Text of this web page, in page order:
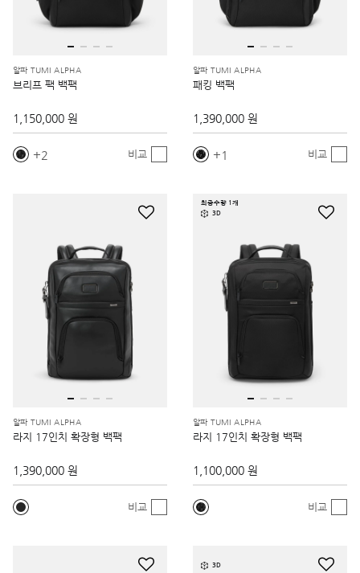
알파 TUMI ALPHA
브리프 팩 백팩
1,150,000 원
2 비교
알파 TUMI ALPHA
패킹 백팩
1,390,000 원
1 비교
알파 TUMI ALPHA
라지 17인치 확장형 백팩
1,390,000 원
비교
최종수량 1개
3D
알파 TUMI ALPHA
라지 17인치 확장형 백팩
1,100,000 원
비교
3D